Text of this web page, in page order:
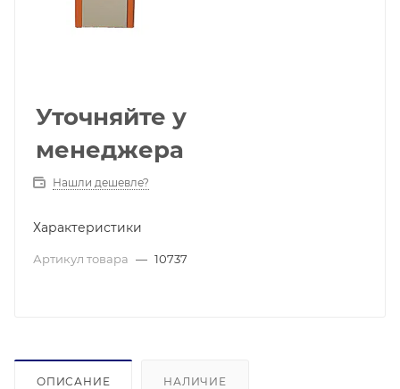
Уточняйте у
менеджера
Нашли дешевле?
Характеристики
Артикул товара — 10737
ОПИСАНИЕ НАЛИЧИЕ